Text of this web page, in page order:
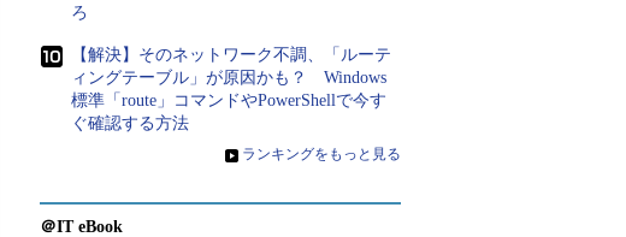
ろ
【解決】そのネットワーク不調、「ルーテ
ィングテーブル」が原因かも？ Windows
標準「route」コマンドやPowerShellで今す
ぐ確認する方法
» ランキングをもっと見る
＠IT eBook